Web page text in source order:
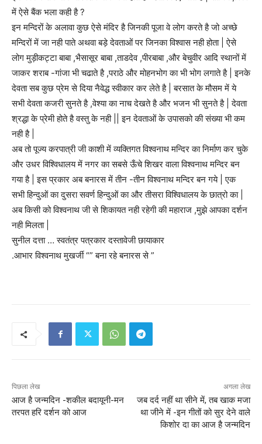
में ऐसे बैंक भला कही है ?
इन मन्दिरों के अलावा कुछ ऐसे मंदिर है जिनकी पूजा वे लोग करते है जो अच्छे
मन्दिरों में जा नही पाते अथवा बड़े देवताओं पर जिनका विश्वास नही होता | ऐसे
लोग मुड़ीकट्टा बाबा ,भैसासूर बाबा ,ताडदेव ,पीरबाबा ,और बेचुवीर आदि स्थानों में
जाकर शराब -गांजा भी चढाते है ,पराठे और मोहनभोग का भी भोग लगाते है | इनके
देवता सब कुछ प्रेम से दिया नैवेद्ध स्वीकार कर लेते है | बरसात के मौसम में ये
सभी देवता कजरी सुनते है ,वेश्या का नाच देखते है और भजन भी सुनते है | देवता
श्रद्धा के प्रेमी होते है वस्तु के नही || इन देवताओं के उपासको की संख्या भी कम
नही है |
अब तो पूज्य करपात्री जी काशी में व्यक्तिगत विश्वनाथ मन्दिर का निर्माण कर चुके
और उधर विश्विधालय में नगर का सबसे ऊँचे शिखर वाला विश्वनाथ मन्दिर बन
गया है | इस प्रकार अब बनारस में तीन -तीन विश्वनाथ मन्दिर बन गये | एक
सभी हिन्दुओं का दुसरा सवर्ण हिन्दुओं का और तीसरा विश्विधालय के छात्रो का |
अब किसी को विश्वनाथ जी से शिकायत नही रहेगी की महाराज ,मुझे आपका दर्शन
नही मिलता |
सुनील दत्ता … स्वतंत्र पत्रकार दस्तावेजी छायाकार
.आभार विश्वनाथ मुखर्जी “” बना रहे बनारस से ”
पिछला लेख
आज है जन्मदिन -शकील बदायूनी-मन
तरपत हरि दर्शन को आज
अगला लेख
जब दर्द नहीं था सीने में, तब खाक मजा
था जीने में -इन गीतों को सुर देने वाले
किशोर दा का आज है जन्मदिन